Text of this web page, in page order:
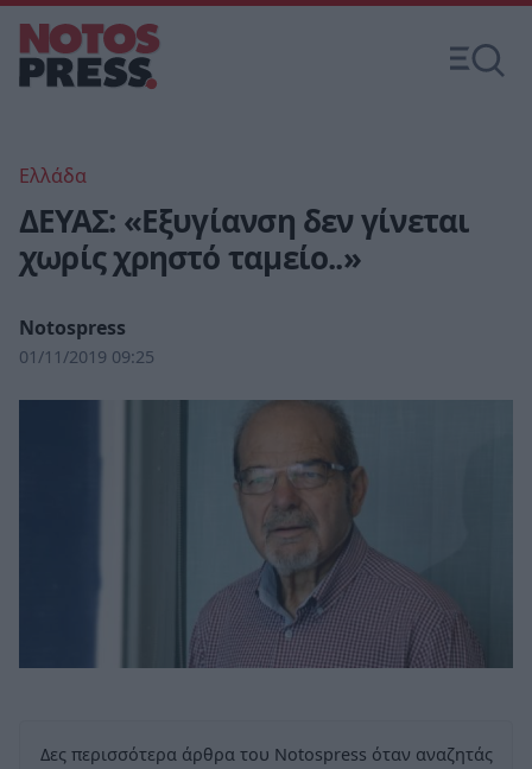
Ελλάδα
ΔΕΥΑΣ: «Εξυγίανση δεν γίνεται
χωρίς χρηστό ταμείο..»
Notospress
01/11/2019 09:25
Δες περισσότερα άρθρα του Notospress όταν αναζητάς